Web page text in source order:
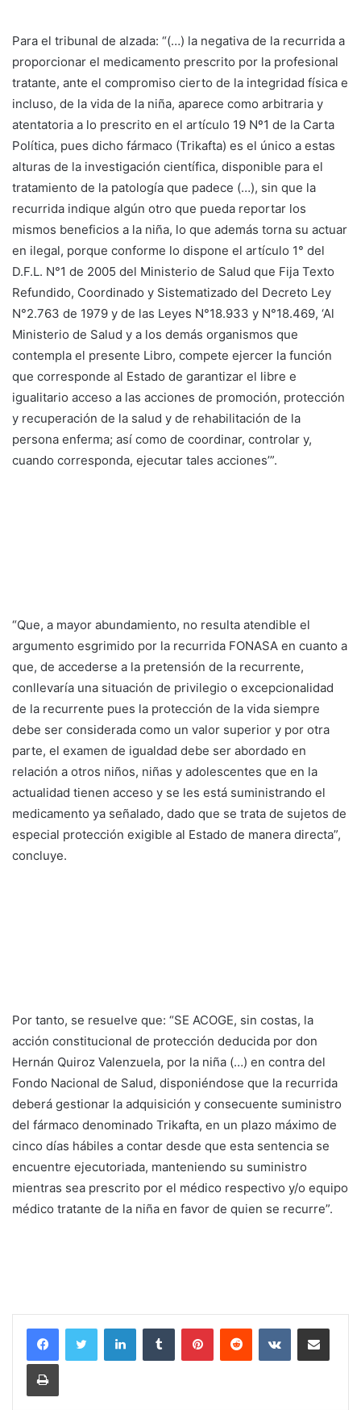
Para el tribunal de alzada: “(…) la negativa de la recurrida a
proporcionar el medicamento prescrito por la profesional
tratante, ante el compromiso cierto de la integridad física e
incluso, de la vida de la niña, aparece como arbitraria y
atentatoria a lo prescrito en el artículo 19 Nº1 de la Carta
Política, pues dicho fármaco (Trikafta) es el único a estas
alturas de la investigación científica, disponible para el
tratamiento de la patología que padece (…), sin que la
recurrida indique algún otro que pueda reportar los
mismos beneficios a la niña, lo que además torna su actuar
en ilegal, porque conforme lo dispone el artículo 1° del
D.F.L. N°1 de 2005 del Ministerio de Salud que Fija Texto
Refundido, Coordinado y Sistematizado del Decreto Ley
N°2.763 de 1979 y de las Leyes N°18.933 y N°18.469, ‘Al
Ministerio de Salud y a los demás organismos que
contempla el presente Libro, compete ejercer la función
que corresponde al Estado de garantizar el libre e
igualitario acceso a las acciones de promoción, protección
y recuperación de la salud y de rehabilitación de la
persona enferma; así como de coordinar, controlar y,
cuando corresponda, ejecutar tales acciones’”.
“Que, a mayor abundamiento, no resulta atendible el
argumento esgrimido por la recurrida FONASA en cuanto a
que, de accederse a la pretensión de la recurrente,
conllevaría una situación de privilegio o excepcionalidad
de la recurrente pues la protección de la vida siempre
debe ser considerada como un valor superior y por otra
parte, el examen de igualdad debe ser abordado en
relación a otros niños, niñas y adolescentes que en la
actualidad tienen acceso y se les está suministrando el
medicamento ya señalado, dado que se trata de sujetos de
especial protección exigible al Estado de manera directa”,
concluye.
Por tanto, se resuelve que: “SE ACOGE, sin costas, la
acción constitucional de protección deducida por don
Hernán Quiroz Valenzuela, por la niña (…) en contra del
Fondo Nacional de Salud, disponiéndose que la recurrida
deberá gestionar la adquisición y consecuente suministro
del fármaco denominado Trikafta, en un plazo máximo de
cinco días hábiles a contar desde que esta sentencia se
encuentre ejecutoriada, manteniendo su suministro
mientras sea prescrito por el médico respectivo y/o equipo
médico tratante de la niña en favor de quien se recurre”.
LinkedInTumblr PinterestReddit VKontakteCompartir por
Imprimir